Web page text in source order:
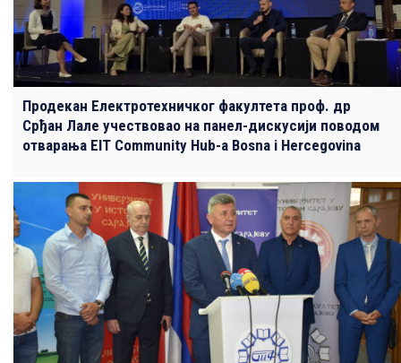
Продекан Електротехничког факултета проф. др
Срђан Лале учествовао на панел-дискусији поводом
отварања EIT Community Hub-a Bosna i Hercegovina